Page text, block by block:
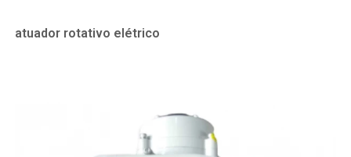
atuador rotativo elétrico